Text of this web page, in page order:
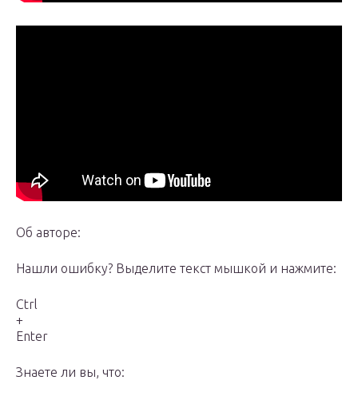
Об авторе:
Нашли ошибку? Выделите текст мышкой и нажмите:
Ctrl
+
Enter
Знаете ли вы, что: